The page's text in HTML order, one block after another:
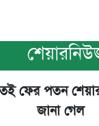
ফের পতন
জানা গেল